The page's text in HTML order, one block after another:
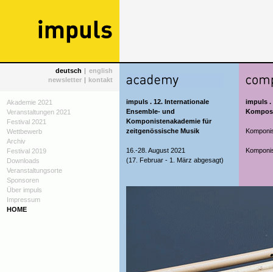
deutsch | english
newsletter | kontakt
Akademie 2021
Veranstaltungen 2021
Festival 2021
Wettbewerb
Archiv
Festival 2019
Downloads
Veranstaltungsorte
Sponsoren
Über impuls
Impressum
HOME
impuls . 12. Internationale
Ensemble- und
Komponistenakademie für
zeitgenössische Musik
16.-28. August 2021
(17. Februar - 1. März abgesagt)
impuls .